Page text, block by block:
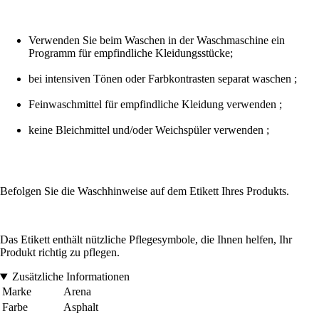
Verwenden Sie beim Waschen in der Waschmaschine ein
Programm für empfindliche Kleidungsstücke;
bei intensiven Tönen oder Farbkontrasten separat waschen ;
Feinwaschmittel für empfindliche Kleidung verwenden ;
keine Bleichmittel und/oder Weichspüler verwenden ;
Befolgen Sie die Waschhinweise auf dem Etikett Ihres Produkts.
Das Etikett enthält nützliche Pflegesymbole, die Ihnen helfen, Ihr
Produkt richtig zu pflegen.
Zusätzliche Informationen
Marke
Arena
Farbe
Asphalt